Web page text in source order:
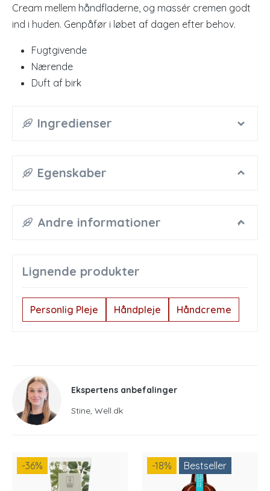
Cream mellem håndfladerne, og massér cremen godt
ind i huden. Genpåfør i løbet af dagen efter behov.
Fugtgivende
Nærende
Duft af birk
Ingredienser
Egenskaber
Andre informationer
Lignende produkter
Personlig Pleje Håndpleje Håndcreme
Ekspertens anbefalinger
Stine, Well.dk
-36% -18% Bestseller